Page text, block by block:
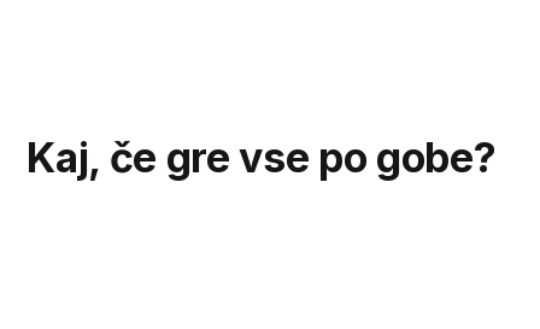
Kaj, če gre vse po gobe?